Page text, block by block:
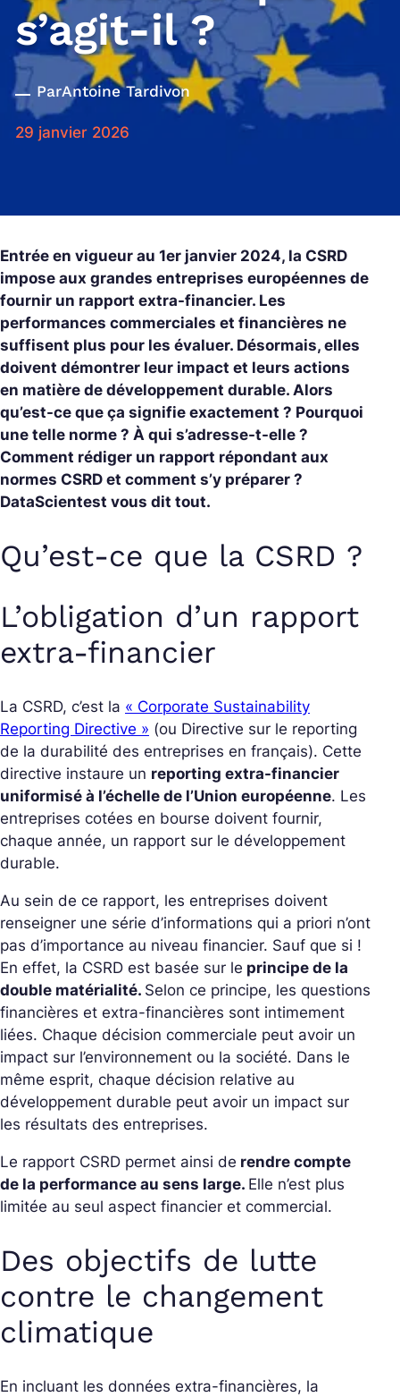
s’agit-il ?
ParAntoine Tardivon
29 janvier 2026
Entrée en vigueur au 1er janvier 2024, la CSRD
impose aux grandes entreprises européennes de
fournir un rapport extra-financier. Les
performances commerciales et financières ne
suffisent plus pour les évaluer. Désormais, elles
doivent démontrer leur impact et leurs actions
en matière de développement durable. Alors
qu’est-ce que ça signifie exactement ? Pourquoi
une telle norme ? À qui s’adresse-t-elle ?
Comment rédiger un rapport répondant aux
normes CSRD et comment s’y préparer ?
DataScientest vous dit tout.
Qu’est-ce que la CSRD ?
L’obligation d’un rapport
extra-financier
La CSRD, c’est la « Corporate Sustainability
Reporting Directive » (ou ‍Directive sur le reporting
de la durabilité des entreprises en français). Cette
directive instaure un reporting extra-financier
uniformisé à l’échelle de l’Union européenne. Les
entreprises cotées en bourse doivent fournir,
chaque année, un rapport sur le développement
durable.
Au sein de ce rapport, les entreprises doivent
renseigner une série d’informations qui a priori n’ont
pas d’importance au niveau financier. Sauf que si !
En effet, la CSRD est basée sur le principe de la
double matérialité. Selon ce principe, les questions
financières et extra-financières sont intimement
liées. Chaque décision commerciale peut avoir un
impact sur l’environnement ou la société. Dans le
même esprit, chaque décision relative au
développement durable peut avoir un impact sur
les résultats des entreprises.
Le rapport CSRD permet ainsi de rendre compte
de la performance au sens large. Elle n’est plus
limitée au seul aspect financier et commercial.
Des objectifs de lutte
contre le changement
climatique
En incluant les données extra-financières, la